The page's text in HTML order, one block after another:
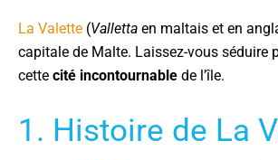
La Valette (Valletta en maltais et en
capitale de Malte. Laissez-vous séduire
cette cité incontournable de l’île.
1. Histoire de La